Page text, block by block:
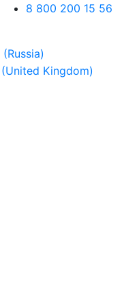
8 800 200 15 56